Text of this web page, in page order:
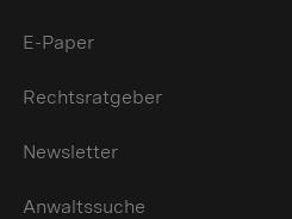
E-Paper
Rechtsratgeber
Newsletter
Anwaltssuche